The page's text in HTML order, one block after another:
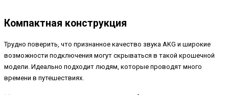
Компактная конструкция
Трудно поверить, что признанное качество звука AKG и широкие
возможности подключения могут скрываться в такой крошечной
модели. Идеально подходит людям, которые проводят много
времени в путешествиях.